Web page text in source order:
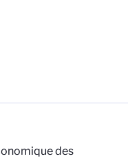
des